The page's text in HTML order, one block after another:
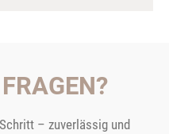
FRAGEN?
– zuverlässig und